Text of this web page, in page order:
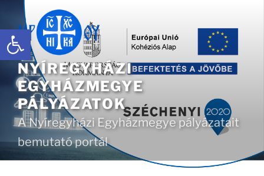
Eszköztár megnyitása
Tartalomhoz
NYÍREGYHÁZI
EGYHÁZMEGYE
PÁLYÁZATOK
A Nyíregyházi Egyházmegye pályázatait
bemutató portál